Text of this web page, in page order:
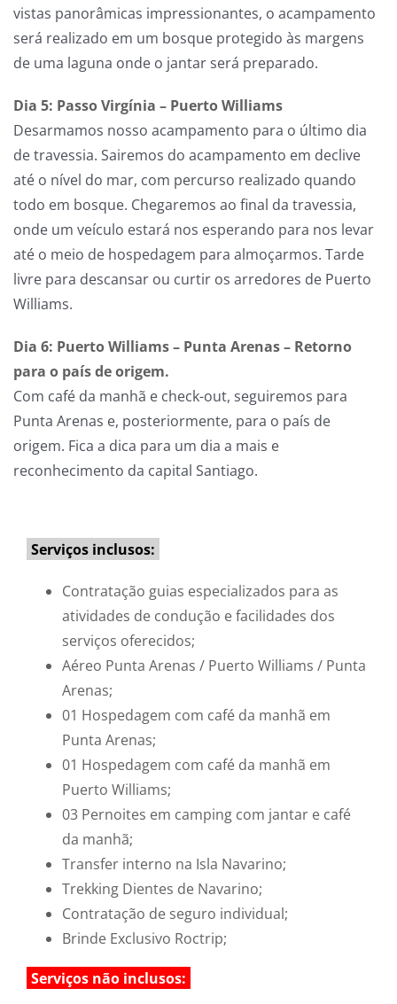
vistas panorâmicas impressionantes, o acampamento
será realizado em um bosque protegido às margens
de uma laguna onde o jantar será preparado.
Dia 5: Passo Virgínia – Puerto Williams
Desarmamos nosso acampamento para o último dia
de travessia. Sairemos do acampamento em declive
até o nível do mar, com percurso realizado quando
todo em bosque. Chegaremos ao final da travessia,
onde um veículo estará nos esperando para nos levar
até o meio de hospedagem para almoçarmos. Tarde
livre para descansar ou curtir os arredores de Puerto
Williams.
Dia 6: Puerto Williams – Punta Arenas – Retorno
para o país de origem.
Com café da manhã e check-out, seguiremos para
Punta Arenas e, posteriormente, para o país de
origem. Fica a dica para um dia a mais e
reconhecimento da capital Santiago.
Serviços inclusos:
Contratação guias especializados para as
atividades de condução e facilidades dos
serviços oferecidos;
Aéreo Punta Arenas / Puerto Williams / Punta
Arenas;
01 Hospedagem com café da manhã em
Punta Arenas;
01 Hospedagem com café da manhã em
Puerto Williams;
03 Pernoites em camping com jantar e café
da manhã;
Transfer interno na Isla Navarino;
Trekking Dientes de Navarino;
Contratação de seguro individual;
Brinde Exclusivo Roctrip;
Serviços não inclusos: